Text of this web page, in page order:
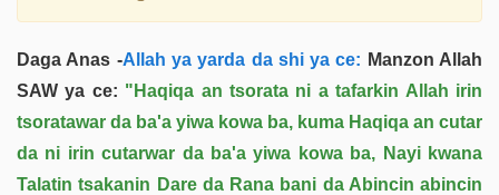
Daga Anas -Allah ya yarda da shi ya ce: Manzon Allah
SAW ya ce: "Haqiqa an tsorata ni a tafarkin Allah irin
tsoratawar da ba'a yiwa kowa ba, kuma Haqiqa an cutar
da ni irin cutarwar da ba'a yiwa kowa ba, Nayi kwana
Talatin tsakanin Dare da Rana bani da Abincin abincin